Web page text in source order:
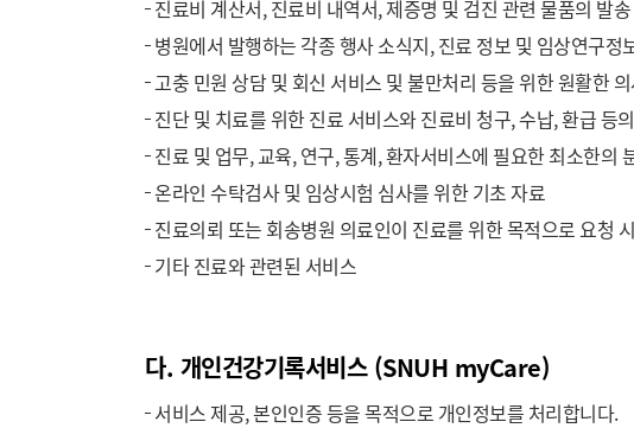
진료비 계산서, 진료비 내역서, 제증명 및 검진 관련 물품의 발송
병원에서 발행하는 각종 행사 소식지, 진료 정보 및 임상연구정
고충 민원 상담 및 회신 서비스 및 불만처리 등을 위한 원활한
진단 및 치료를 위한 진료 서비스와 진료비 청구, 수납, 환급 등
진료 및 업무, 교육, 연구, 통계, 환자서비스에 필요한 최소한의
온라인 수탁검사 및 임상시험 심사를 위한 기초 자료
진료의뢰 또는 회송병원 의료인이 진료를 위한 목적으로 요청
기타 진료와 관련된 서비스
다. 개인건강기록서비스 (SNUH myCare)
서비스 제공, 본인인증 등을 목적으로 개인정보를 처리합니다.